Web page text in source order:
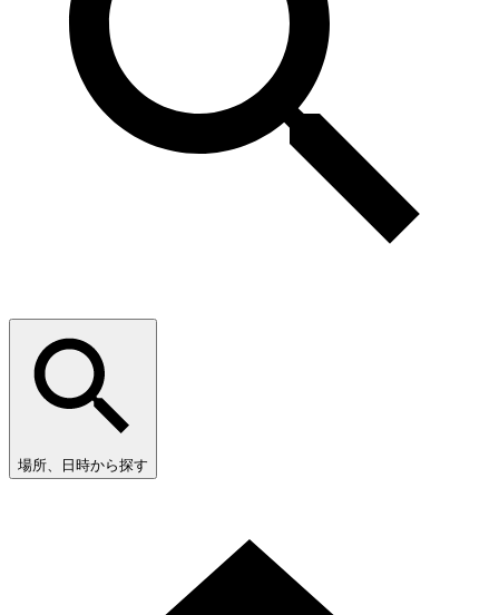
場所、日時から探す